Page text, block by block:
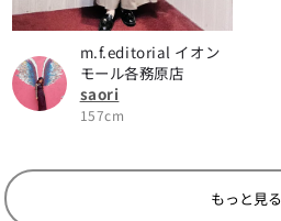
m.f.editorial イオン
モール各務原店
saori
157cm
もっと見る